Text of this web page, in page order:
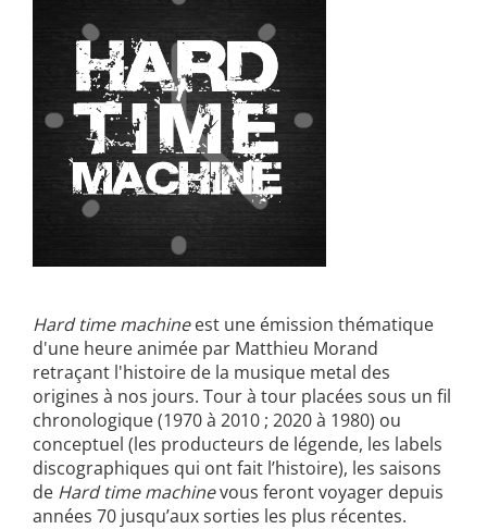
Hard time machineest une émission thématique
d'une heure animée par Matthieu Morand
retraçant l'histoire de la musique metal des
origines à nos jours. Tour à tour placées sous un fil
chronologique (1970 à 2010 ; 2020 à 1980) ou
conceptuel (les producteurs de légende, les labels
discographiques qui ont fait l’histoire), les saisons
de Hard time machinevous feront voyager depuis
années 70 jusqu’aux sorties les plus récentes.